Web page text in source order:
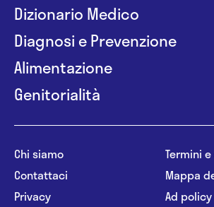
Dizionario Medico
Diagnosi e Prevenzione
Alimentazione
Genitorialità
Chi siamo
Contattaci
Privacy
Termini
Mappa
Ad policy